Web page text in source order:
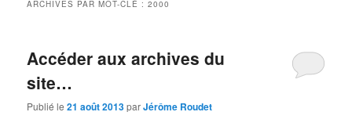
ARCHIVES PAR MOT-CLÉ :2000
Accéder aux archives du
site…
Publié le21 août 2013parJérôme Roudet